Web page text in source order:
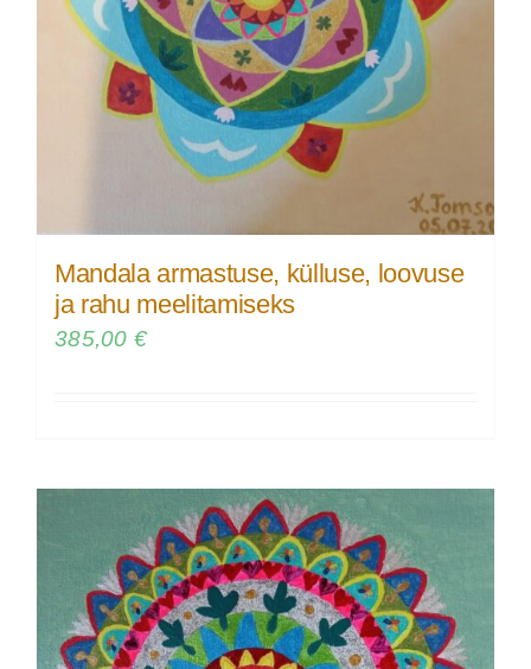
Mandala armastuse, külluse, loovuse
ja rahu meelitamiseks
385,00 €